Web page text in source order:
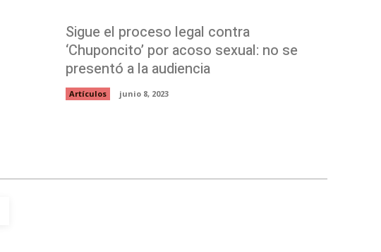
Sigue el proceso legal contra
‘Chuponcito’ por acoso sexual: no se
presentó a la audiencia
Artículos junio 8, 2023